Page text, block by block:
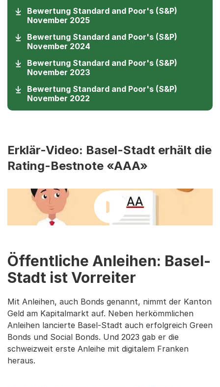
Bewertung Standard and Poor's (S&P)
November 2025(Startet einen Download)
Bewertung Standard and Poor's (S&P)
November 2024
Bewertung Standard and Poor's (S&P)
November 2023
Bewertung Standard and Poor's (S&P)
November 2022
Erklär-Video: Basel-Stadt erhält die
Rating-Bestnote «AAA»
Öffentliche Anleihen: Basel-
Stadt ist Vorreiter
Mit Anleihen, auch Bonds genannt, nimmt der Kanton
Geld am Kapitalmarkt auf. Neben herkömmlichen
Anleihen lancierte Basel-Stadt auch erfolgreich Green
Bonds und Social Bonds. Und 2023 gab er die
schweizweit erste Anleihe mit digitalem Franken
heraus.